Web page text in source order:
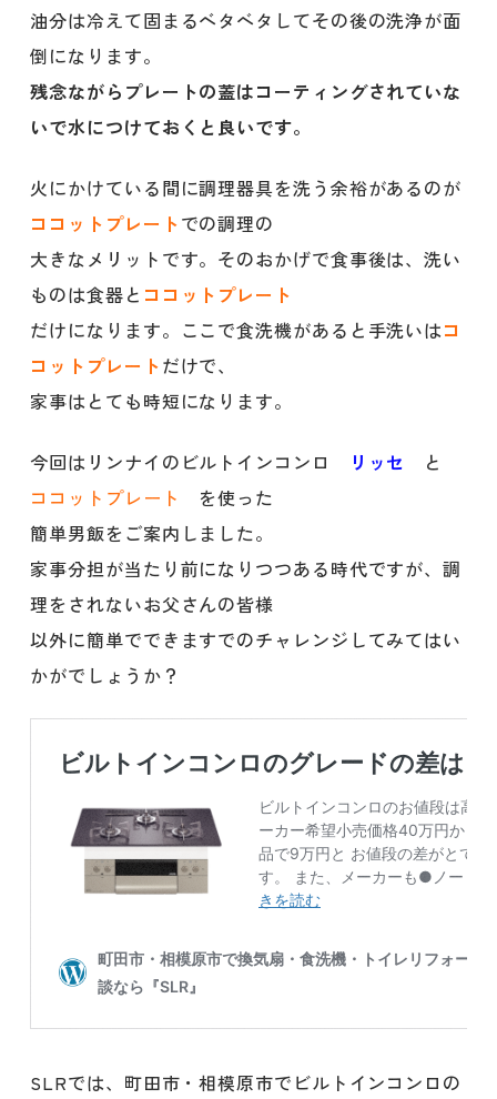
油分は冷えて固まるベタベタしてその後の洗浄が面
倒になります。
残念ながらプレートの蓋はコーティングされていな
いで水につけておくと良いです。
火にかけている間に調理器具を洗う余裕があるのが
ココットプレートでの調理の
大きなメリットです。そのおかげで食事後は、洗い
ものは食器と ココットプレート
だけになります。ここで食洗機があると手洗いはコ
コットプレートだけで、
家事はとても時短になります。
今回はリンナイのビルトインコンロ リッセ
と
ココットプレート
を使った
簡単男飯をご案内しました。
家事分担が当たり前になりつつある時代ですが、調
理をされないお父さんの皆様
以外に簡単でできますでのチャレンジしてみてはい
かがでしょうか？
SLRでは、町田市・相模原市でビルトインコンロの